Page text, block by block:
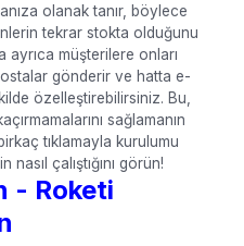
olanak tanır, böylece
tekrar stokta olduğunu
müşterilere onları
gönderir ve hatta e-
özelleştirebilirsiniz. Bu,
sağlamanın
tıklamayla kurulumu
çalıştığını görün!
- Roketi